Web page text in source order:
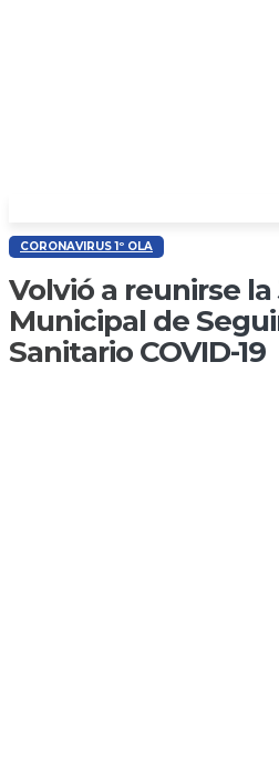
CORONAVIRUS 1º OLA
Volvió a reunirse
Municipal de
Sanitario COVID-19